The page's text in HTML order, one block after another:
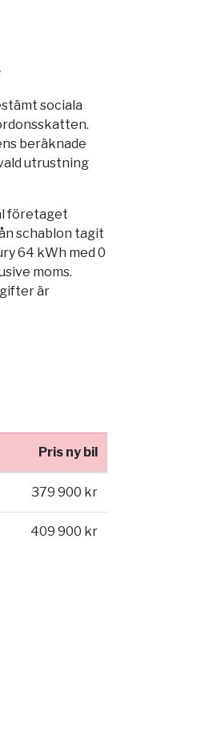
sociala
beräknade
utrustning
företaget
schablon tagit
64 kWh med 0
moms.
är
Pris ny bil
379 900 kr
409 900 kr